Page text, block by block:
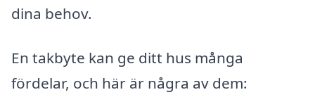
dina behov.
En takbyte kan ge ditt hus många
fördelar, och här är några av dem: